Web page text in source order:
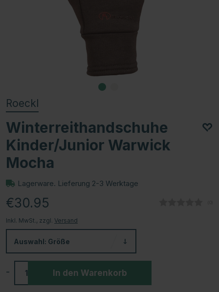
Roeckl
Winterreithandschuhe
Kinder/Junior Warwick
Mocha
Lagerware. Lieferung 2-3 Werktage
€30.95
Inkl. MwSt., zzgl. Versand
Auswahl: Größe
- In den Warenkorb